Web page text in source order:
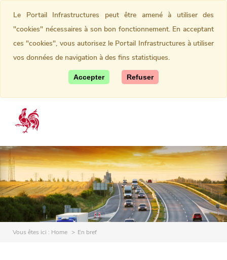
Vous êtes ici : Home En bref
Le Portail Infrastructures peut être amené à utiliser des
"cookies" nécessaires à son bon fonctionnement. En acceptant
ces "cookies", vous autorisez le Portail Infrastructures à utiliser
vos données de navigation à des fins statistiques.
Accepter Refuser